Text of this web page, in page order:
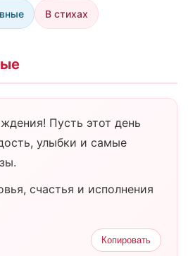
В стихах
Пусть этот день
улыбки и самые
счастья и исполнения
Копировать